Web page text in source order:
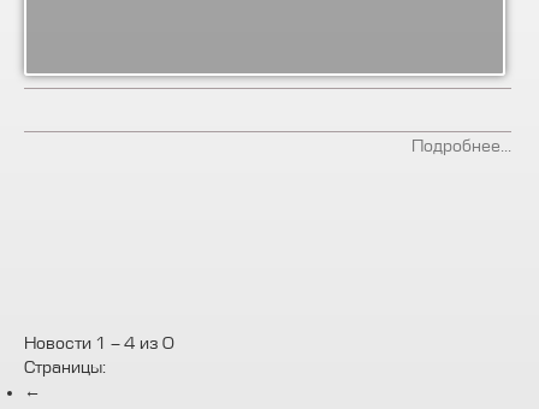
Подробнее...
Новости 1 - 4 из 0
Страницы:
←